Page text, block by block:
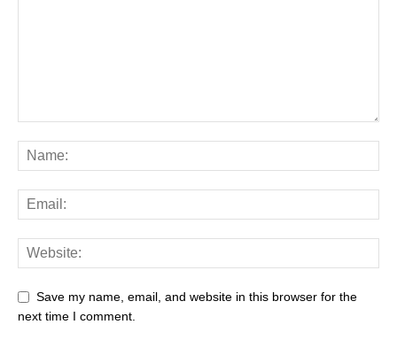
Save my name, email, and website in this browser for the
next time I comment.